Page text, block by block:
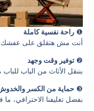
❶راحة نفسية كاملة
أنت مش هتقلق على عفشك،
❷توفير وقت وجهد
بننقل الأثاث من الباب للباب
❸حماية من الكسر والخدوش
بفضل تغليفنا الاحترافي،